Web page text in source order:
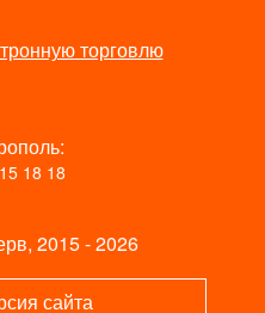
торговлю
18 18
2015 - 2026
сайта